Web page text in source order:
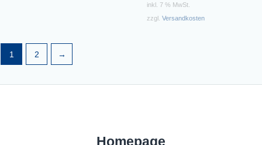
inkl. 7 % MwSt.
zzgl. Versandkosten
1 2 →
Homepage